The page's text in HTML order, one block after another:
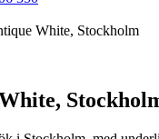
White, Stockholm